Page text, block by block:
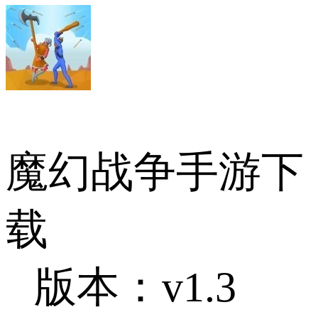
魔幻战争手游下
载
版本：v1.3